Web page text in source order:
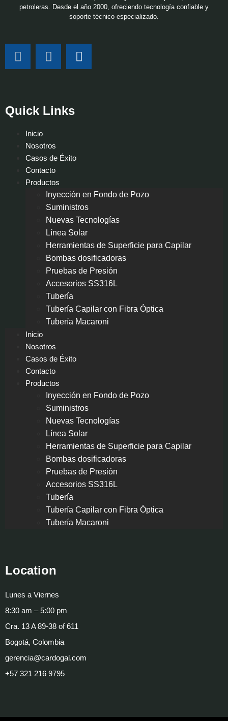
petroleras. Desde el año 2000, ofreciendo tecnología confiable y
soporte técnico especializado.
Quick Links
Inicio
Nosotros
Casos de Éxito
Contacto
Productos
Inyección en Fondo de Pozo
Suministros
Nuevas Tecnologías
Línea Solar
Herramientas de Superficie para Capilar
Bombas dosificadoras
Pruebas de Presión
Accesorios SS316L
Tubería
Tubería Capilar con Fibra Óptica
Tubería Macaroni
Inicio
Nosotros
Casos de Éxito
Contacto
Productos
Inyección en Fondo de Pozo
Suministros
Nuevas Tecnologías
Línea Solar
Herramientas de Superficie para Capilar
Bombas dosificadoras
Pruebas de Presión
Accesorios SS316L
Tubería
Tubería Capilar con Fibra Óptica
Tubería Macaroni
Location
Lunes a Viernes
8:30 am – 5:00 pm
Cra. 13 A 89-38 of 611
Bogotá, Colombia
gerencia@cardogal.com
+57 321 216 9795